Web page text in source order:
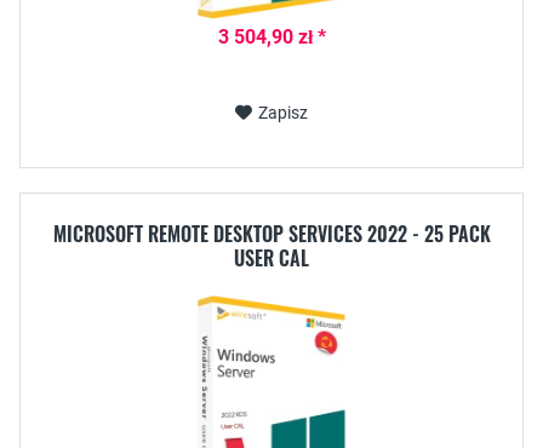
3 504,90 zł *
Zapisz
MICROSOFT REMOTE DESKTOP SERVICES 2022 - 25 PACK
USER CAL